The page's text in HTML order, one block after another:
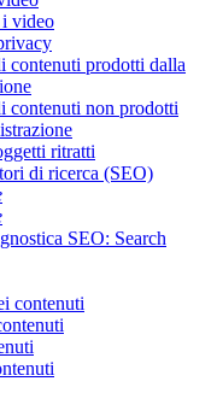
video
contenuti prodotti dalla
contenuti non prodotti
ritratti
di ricerca (SEO)
SEO: Search
contenuti